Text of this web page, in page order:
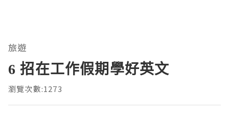
旅遊
6 招在工作假期學好英文
瀏覽次數:1273